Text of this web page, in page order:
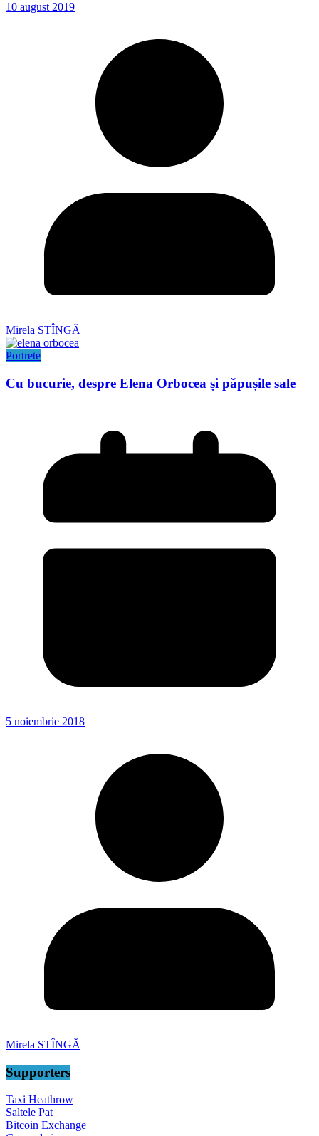
10 august 2019
Mirela STÎNGĂ
Portrete
Cu bucurie, despre Elena Orbocea și păpușile sale
5 noiembrie 2018
Mirela STÎNGĂ
Supporters
Taxi Heathrow
Saltele Pat
Bitcoin Exchange